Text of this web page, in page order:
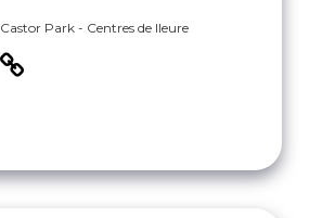
Castor Park - Centres de lleure